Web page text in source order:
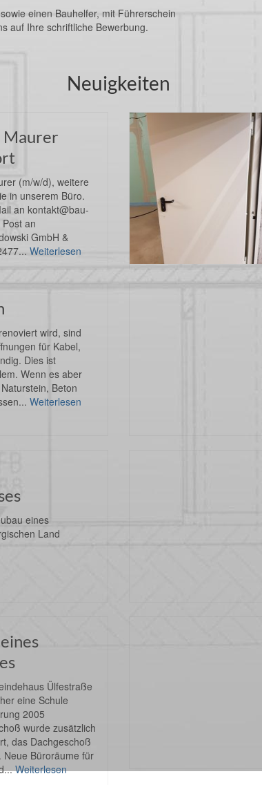
einen Bauhelfer, mit Führerschein
auf Ihre schriftliche Bewerbung.
Neuigkeiten
Maurer
(m/w/d), weitere
in unserem Büro.
an kontakt@bau-
an
GmbH &
Weiterlesen
wird, sind
für Kabel,
Dies ist
Wenn es aber
Beton
Weiterlesen
eines
Land
Ülfestraße
eine Schule
2005
wurde zusätzlich
das Dachgeschoß
Büroräume für
Weiterlesen